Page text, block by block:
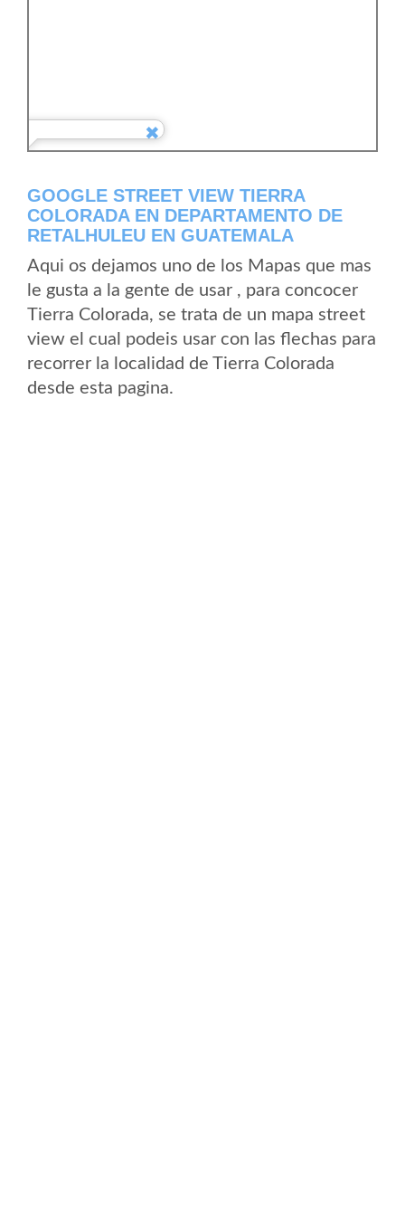
GOOGLE STREET VIEW TIERRA
COLORADA EN DEPARTAMENTO DE
RETALHULEU EN GUATEMALA
Aqui os dejamos uno de los Mapas que mas
le gusta a la gente de usar , para concocer
Tierra Colorada, se trata de un mapa street
view el cual podeis usar con las flechas para
recorrer la localidad de Tierra Colorada
desde esta pagina.